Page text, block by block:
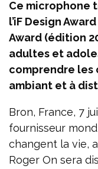
Ce microphone
l’iF Design
Award (édition
adultes et
comprendre les
ambiant et à
Bron, France, 7
fournisseur
changent la vie,
Roger On sera